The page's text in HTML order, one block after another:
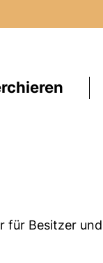
für Besitzer